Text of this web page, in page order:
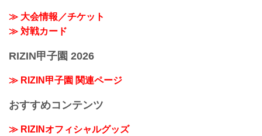
≫ 大会情報／チケット
≫ 対戦カード
RIZIN甲子園 2026
≫ RIZIN甲子園 関連ページ
おすすめコンテンツ
≫ RIZINオフィシャルグッズ